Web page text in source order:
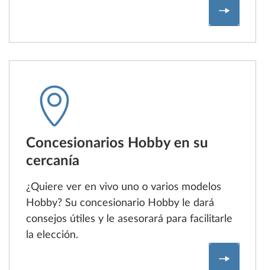
Concesionarios Hobby en su
cercanía
¿Quiere ver en vivo uno o varios modelos
Hobby? Su concesionario Hobby le dará
consejos útiles y le asesorará para facilitarle
la elección.
Buscar